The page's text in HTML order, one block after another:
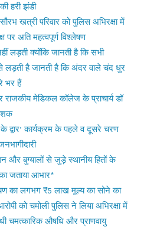
हरी झंडी
खत्री परिवार को पुलिस अभिरक्षा में
पर अति महत्वपूर्ण विश्लेषण
लड़ती क्योंकि जानती है कि सभी
लड़ती है जानती है कि अंदर वाले चंद धुर
भर हैं
राजकीय मेडिकल कॉलेज के प्राचार्य डॉ
कार्यक्रम के पहले व दूसरे चरण
और बुग्यालों से जुड़े स्थानीय हितों के
जताया आभार*
का लगभग ₹5 लाख मूल्य का सोने का
को चमोली पुलिस ने लिया अभिरक्षा में
चमत्कारिक औषधि और प्राणवायु